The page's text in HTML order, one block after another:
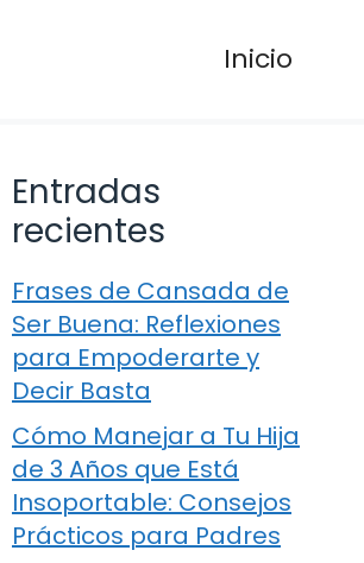
Inicio
Entradas
recientes
Frases de Cansada de
Ser Buena: Reflexiones
para Empoderarte y
Decir Basta
Cómo Manejar a Tu Hija
de 3 Años que Está
Insoportable: Consejos
Prácticos para Padres